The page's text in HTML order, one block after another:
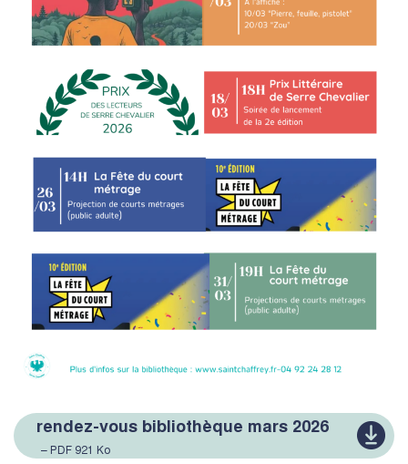
rendez-vous bibliothèque mars 2026
– PDF 921 Ko